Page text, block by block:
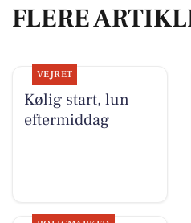
FLERE
VEJRET
Kølig start, lun
eftermiddag